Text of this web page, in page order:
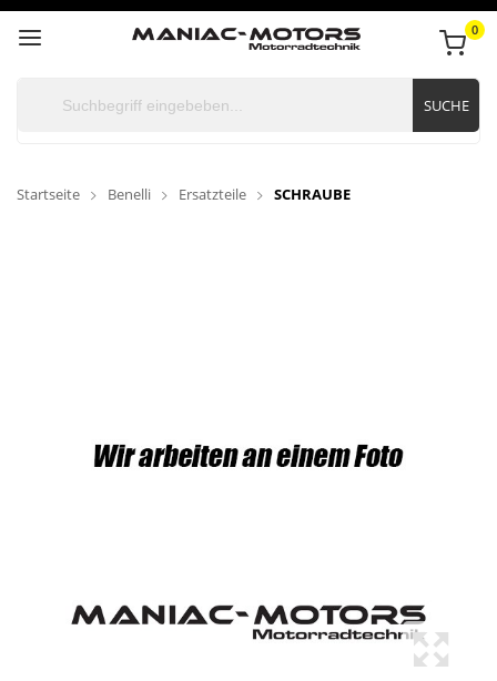
0
SUCHE
Startseite Benelli Ersatzteile SCHRAUBE